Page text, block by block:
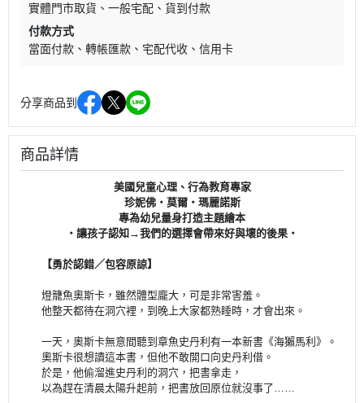
實體門市取貨
一般宅配
貨到付款
付款方式
當面付款
轉帳匯款 宅配代收 信用卡
分享商品到
商品詳情
美國兒童心理、行為教育專家
珍妮佛‧莫爾‧瑪麗諾斯
專為幼兒量身打造主題繪本
‧讓孩子認知→我們的選擇會帶來好與壞的後果‧
【勇於認錯／包容原諒】
燈籠魚奧斯卡，雖然體型龐大，可是非常害羞。
他整天都待在洞穴裡，到晚上大家都熟睡時，才會出來。
一天，奧斯卡無意間聽到章魚史丹利有一本新書《海獺馬利》。
奧斯卡很想讀這本書，但他不敢開口向史丹利借。
於是，他偷溜進史丹利的洞穴，把書拿走，
以為趕在清晨太陽升起前，把書放回原位就沒事了……